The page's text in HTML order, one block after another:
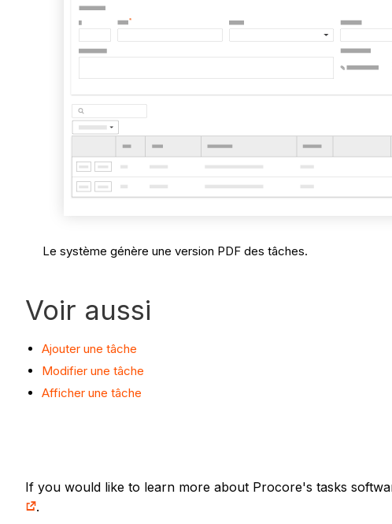
Le système génère une version PDF des tâches.
Voir aussi
Ajouter une tâche
Modifier une tâche
Afficher une tâche
If you would like to learn more about Procore's tasks
.